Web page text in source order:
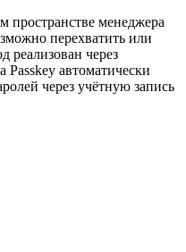
пространстве менеджера
перехватить или
реализован через
автоматически
через учётную запись